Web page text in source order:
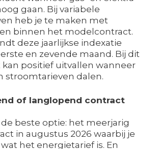
gaan. Bij variabele
heb je te maken met
binnen het modelcontract.
deze jaarlijkse indexatie
en zevende maand. Bij dit
positief uitvallen wanneer
stroomtarieven dalen.
of langlopend contract
beste optie: het meerjarig
in augustus 2026 waarbij je
het energietarief is. En